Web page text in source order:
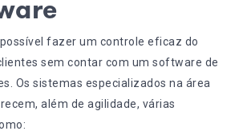
fazer um controle eficaz do
sem contar com um software de
Os sistemas especializados na área
além de agilidade, várias